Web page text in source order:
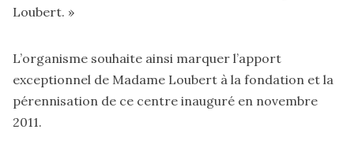
Loubert. »
L’organisme souhaite ainsi marquer l’apport
exceptionnel de Madame Loubert à la fondation et la
pérennisation de ce centre inauguré en novembre
2011.